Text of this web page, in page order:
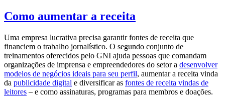
Como aumentar a receita
Uma empresa lucrativa precisa garantir fontes de receita que
financiem o trabalho jornalístico. O segundo conjunto de
treinamentos oferecidos pelo GNI ajuda pessoas que comandam
organizações de imprensa e empreendedores do setor a desenvolver
modelos de negócios ideais para seu perfil, aumentar a receita vinda
da publicidade digital e diversificar as fontes de receita vindas de
leitores – e como assinaturas, programas para membros e doações.